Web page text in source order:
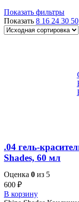
Показать фильтры
Показать 8 16 24 30 50
.04 гель-
Shades, 60 мл
Оценка 0 из 5
600 ₽
В корзину